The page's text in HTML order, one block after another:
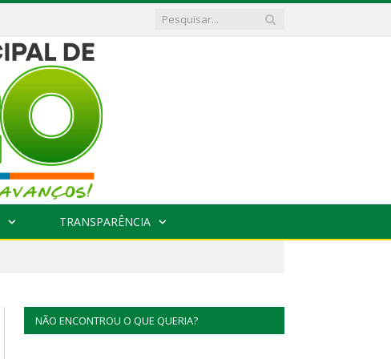
TRANSPARÊNCIA
NÃO ENCONTROU O QUE QUERIA?